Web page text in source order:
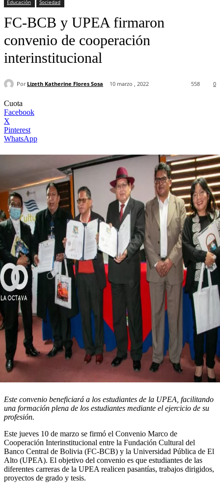
Educación Sociedad
FC-BCB y UPEA firmaron
convenio de cooperación
interinstitucional
Por Lizeth Katherine Flores Sosa 10 marzo , 2022 0
558
Cuota
Facebook
X
Pinterest
WhatsApp
Este convenio beneficiará a los estudiantes de la UPEA, facilitando
una formación plena de los estudiantes mediante el ejercicio de su
profesión.
Este jueves 10 de marzo se firmó el Convenio Marco de
Cooperación Interinstitucional entre la Fundación Cultural del
Banco Central de Bolivia (FC-BCB) y la Universidad Pública de El
Alto (UPEA). El objetivo del convenio es que estudiantes de las
diferentes carreras de la UPEA realicen pasantías, trabajos dirigidos,
proyectos de grado y tesis.